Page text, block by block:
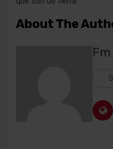
About The